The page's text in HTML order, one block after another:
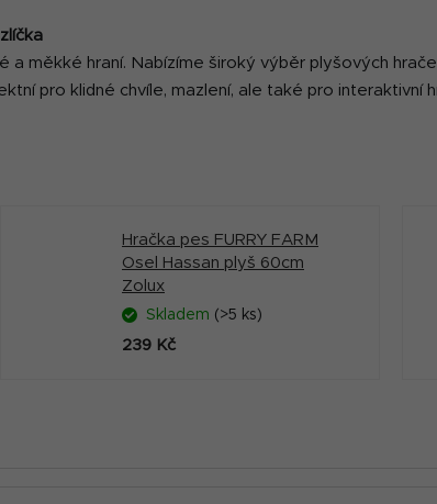
a měkké hraní. Nabízíme široký výběr plyšových
pro klidné chvíle, mazlení, ale také pro interaktivní
Hračka pes FURRY FARM
Osel Hassan plyš 60cm
Zolux
Skladem (>5 ks)
239 Kč